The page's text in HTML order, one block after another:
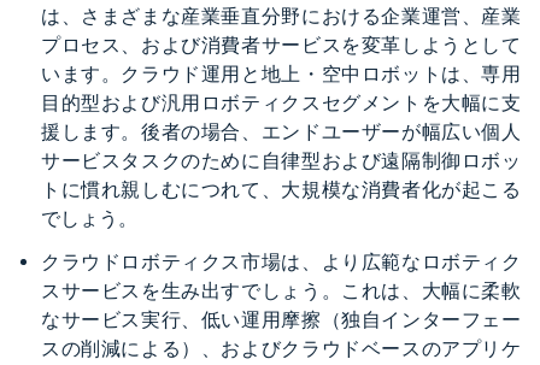
は、さまざまな産業垂直分野における企業運営、産業
プロセス、および消費者サービスを変革しようとして
います。クラウド運用と地上・空中ロボットは、専用
目的型および汎用ロボティクスセグメントを大幅に支
援します。後者の場合、エンドユーザーが幅広い個人
サービスタスクのために自律型および遠隔制御ロボッ
トに慣れ親しむにつれて、大規模な消費者化が起こる
でしょう。
クラウドロボティクス市場は、より広範なロボティク
スサービスを生み出すでしょう。これは、大幅に柔軟
なサービス実行、低い運用摩擦（独自インターフェー
スの削減による）、およびクラウドベースのアプリケ